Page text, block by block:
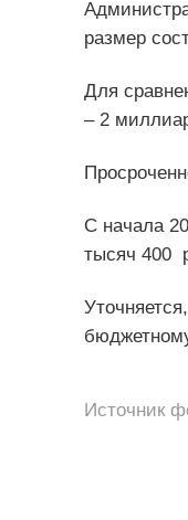
размер
Для
– 2
С начала
тысяч 400
Источник